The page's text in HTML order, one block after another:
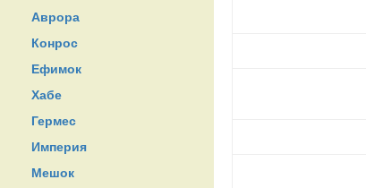
Аврора
Конрос
Ефимок
Хабе
Гермес
Империя
Мешок